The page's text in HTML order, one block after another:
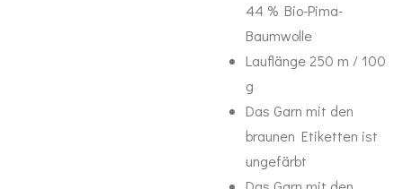
44 % Bio-Pima-
Baumwolle
Lauflänge 250 m / 100
g
Das Garn mit den
braunen Etiketten ist
ungefärbt